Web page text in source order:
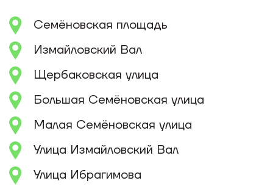
Семёновская площадь
Измайловский Вал
Щербаковская улица
Большая Семёновская улица
Малая Семёновская улица
Улица Измайловский Вал
Улица Ибрагимова